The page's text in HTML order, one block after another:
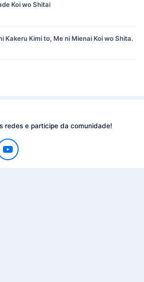
Koi wo Shitai
Kakeru Kimi to, Me ni Mienai Koi wo Shita.
redes e participe da comunidade!